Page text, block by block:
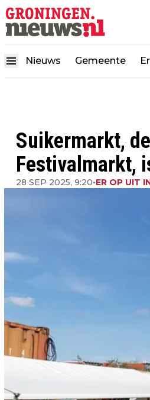
Nieuws Gemeente
Suikermarkt,
Festivalmarkt,
28 SEP 2025, 9:20•ER OP UIT